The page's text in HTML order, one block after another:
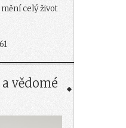
celý život
vědomé